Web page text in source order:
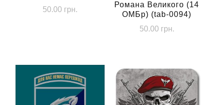
50.00 грн.
Романа Великого (14
ОМБр) (tab-0094)
50.00 грн.